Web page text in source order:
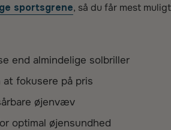
sportsgrene, så du får mest
end almindelige solbriller
fokusere på pris
øjenvæv
optimal øjensundhed